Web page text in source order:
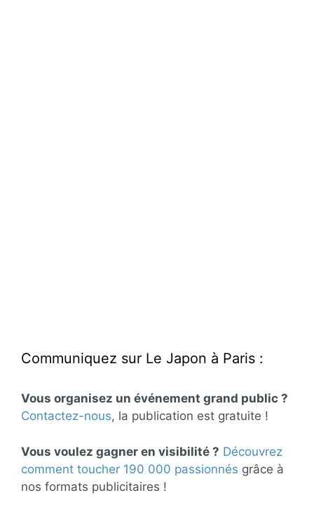
Communiquez sur Le Japon à Paris :
Vous organisez un événement grand public ?
Contactez-nous, la publication est gratuite !
Vous voulez gagner en visibilité ? Découvrez
comment toucher 190 000 passionnés grâce à
nos formats publicitaires !